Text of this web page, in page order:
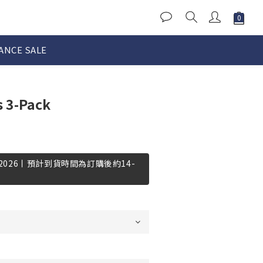
SALE
3-Pack
丨預計到貨時間為訂購後約14-